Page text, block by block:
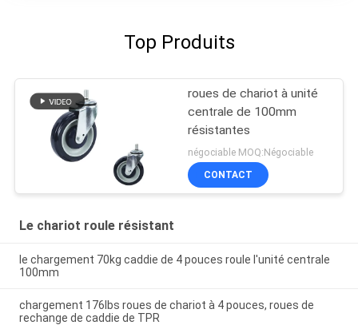
Top Produits
roues de chariot à unité
centrale de 100mm
résistantes
négociable MOQ:Négociable
CONTACT
Le chariot roule résistant
le chargement 70kg caddie de 4 pouces roule l'unité centrale
100mm
chargement 176lbs roues de chariot à 4 pouces, roues de
rechange de caddie de TPR